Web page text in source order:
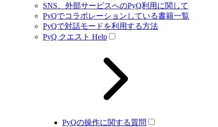
SNS、外部サービスへのPyQ利用に関して
PyQでコラボレーションしている書籍一覧
PyQで対話モードを利用する方法
PyQ クエスト Help
PyQの操作に関する質問